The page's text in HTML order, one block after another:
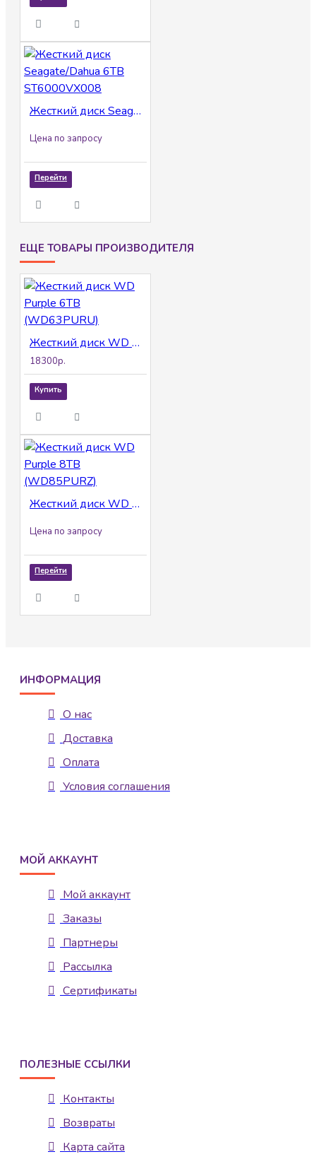
Жесткий диск Seagate/Dahua 6TB ST6000VX008
Цена по запросу
Перейти
ЕЩЕ ТОВАРЫ ПРОИЗВОДИТЕЛЯ
Жесткий диск WD Purple 6TB (WD63PURU)
18300р.
Купить
Жесткий диск WD Purple 8TB (WD85PURZ)
Цена по запросу
Перейти
ИНФОРМАЦИЯ
О нас
Доставка
Оплата
Условия соглашения
МОЙ АККАУНТ
Мой аккаунт
Заказы
Партнеры
Рассылка
Сертификаты
ПОЛЕЗНЫЕ ССЫЛКИ
Контакты
Возвраты
Карта сайта